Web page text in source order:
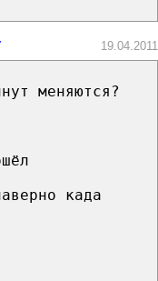
19.04.2011
меняются?
када